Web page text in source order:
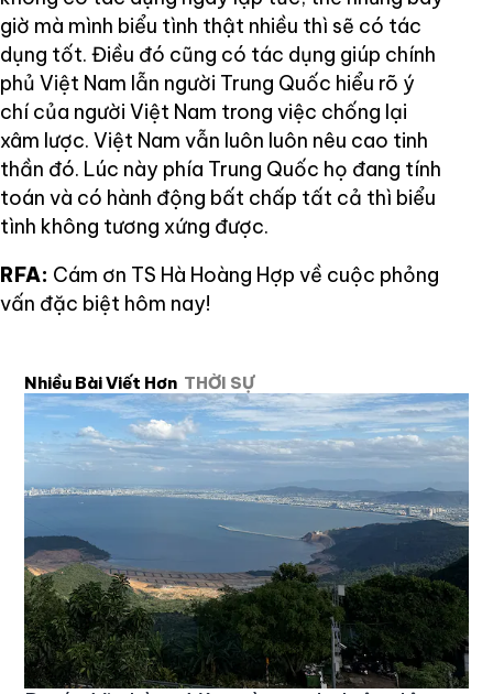
giờ mà mình biểu tình thật nhiều thì sẽ có tác
dụng tốt. Điều đó cũng có tác dụng giúp chính
phủ Việt Nam lẫn người Trung Quốc hiểu rõ ý
chí của người Việt Nam trong việc chống lại
xâm lược. Việt Nam vẫn luôn luôn nêu cao tinh
thần đó. Lúc này phía Trung Quốc họ đang tính
toán và có hành động bất chấp tất cả thì biểu
tình không tương xứng được.
RFA: Cám ơn TS Hà Hoàng Hợp về cuộc phỏng
vấn đặc biệt hôm nay!
Nhiều Bài Viết Hơn THỜI SỰ